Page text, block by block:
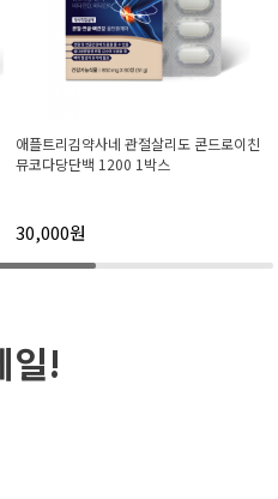
애플트리김약사네 관절살리도 콘드로이친
뮤코다당단백 1200 1박스
30,000원
일!